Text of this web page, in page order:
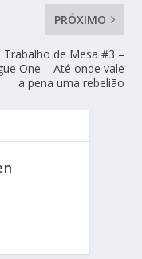
PRÓXIMO
Trabalho de Mesa #3 –
One – Até onde vale
a pena uma rebelião